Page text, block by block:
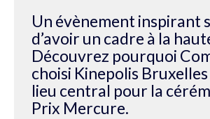
Un évènement inspirant
d’avoir un cadre à la
Découvrez pourquoi
choisi Kinepolis
lieu central pour la
Prix Mercure.